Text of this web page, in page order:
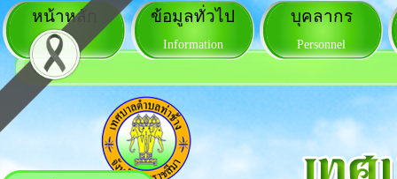
หน้าหลัก
Home
ข้อมูลทั่วไป
Information
บุคลากร
Personnel